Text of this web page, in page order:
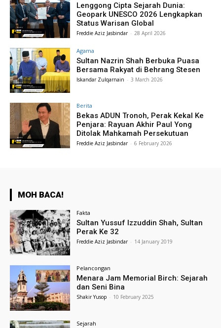
Lenggong Cipta Sejarah Dunia:
Geopark UNESCO 2026 Lengkapkan
Status Warisan Global
Freddie Aziz Jasbindar - 28 April 2026
Agama
Sultan Nazrin Shah Berbuka Puasa
Bersama Rakyat di Behrang Stesen
Iskandar Zulqarnain - 3 March 2026
Berita
Bekas ADUN Tronoh, Perak Kekal Ke
Penjara: Rayuan Akhir Paul Yong
Ditolak Mahkamah Persekutuan
Freddie Aziz Jasbindar - 6 February 2026
MOH BACA!
Fakta
Sultan Yussuf Izzuddin Shah, Sultan
Perak Ke 32
Freddie Aziz Jasbindar - 14 January 2019
Pelancongan
Menara Jam Memorial Birch: Sejarah
dan Seni Bina
Shakir Yusop - 10 February 2025
Sejarah